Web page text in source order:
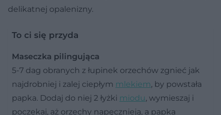
delikatnej opalenizny.
To ci się przyda
Maseczka pilingująca
5-7 dag obranych z łupinek orzechów zgnieć jak
najdrobniej i zalej ciepłym mlekiem, by powstała
papka. Dodaj do niej 2 łyżki miodu, wymieszaj i
poczekaj, aż orzechy napęcznieją, a papka